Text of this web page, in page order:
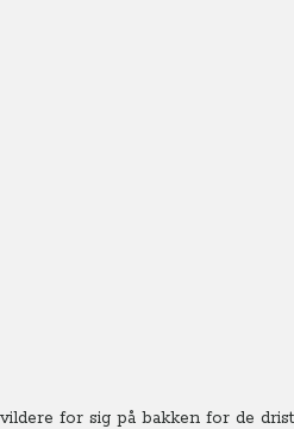
for sig på bakken for de